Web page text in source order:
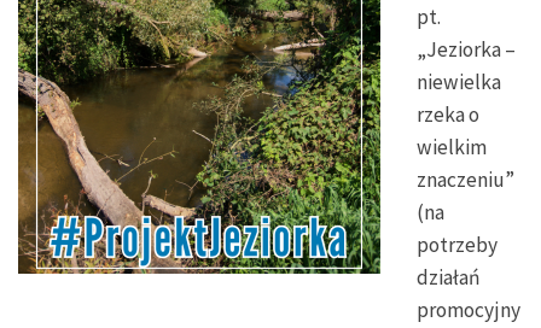
pt.
„Jeziorka –
niewielka
rzeka o
wielkim
znaczeniu”
(na
potrzeby
działań
promocyjny